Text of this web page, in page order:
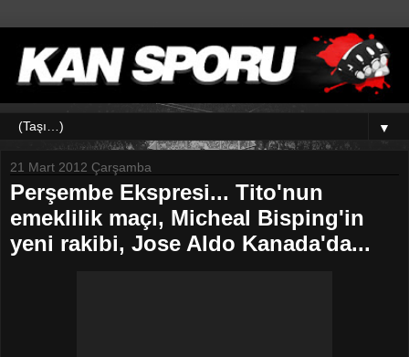
▼
21 Mart 2012 Çarşamba
Perşembe Ekspresi... Tito'nun
emeklilik maçı, Micheal Bisping'in
yeni rakibi, Jose Aldo Kanada'da...